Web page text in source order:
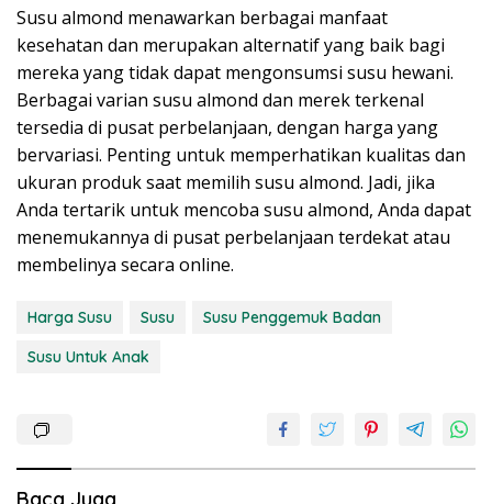
Susu almond menawarkan berbagai manfaat
kesehatan dan merupakan alternatif yang baik bagi
mereka yang tidak dapat mengonsumsi susu hewani.
Berbagai varian susu almond dan merek terkenal
tersedia di pusat perbelanjaan, dengan harga yang
bervariasi. Penting untuk memperhatikan kualitas dan
ukuran produk saat memilih susu almond. Jadi, jika
Anda tertarik untuk mencoba susu almond, Anda dapat
menemukannya di pusat perbelanjaan terdekat atau
membelinya secara online.
Harga Susu Susu
Susu Penggemuk Badan
Susu Untuk Anak